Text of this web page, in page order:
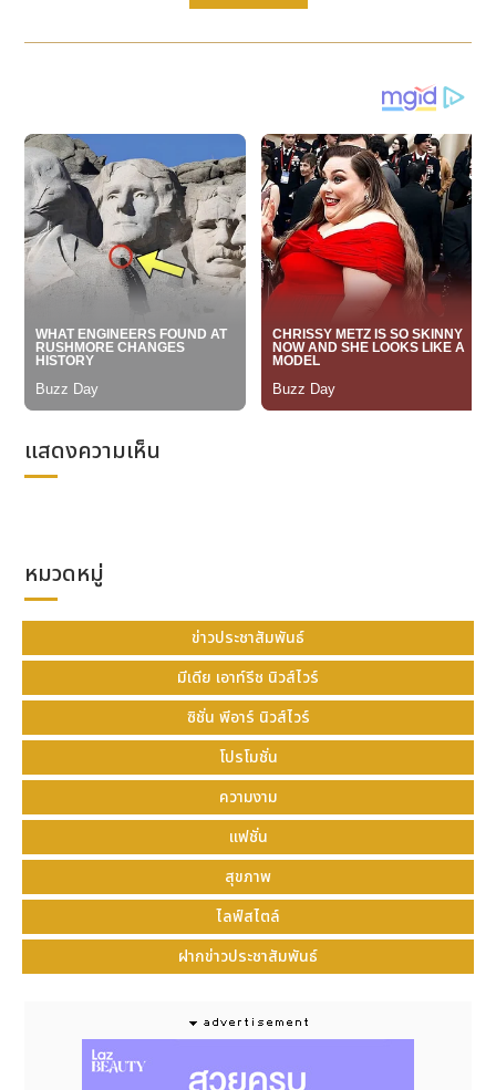
แสดงความเห็น
หมวดหมู่
ข่าวประชาสัมพันธ์
มีเดีย เอาท์รีช นิวส์ไวร์
ซิชั่น พีอาร์ นิวส์ไวร์
โปรโมชั่น
ความงาม
แฟชั่น
สุขภาพ
ไลฟ์สไตล์
ฝากข่าวประชาสัมพันธ์